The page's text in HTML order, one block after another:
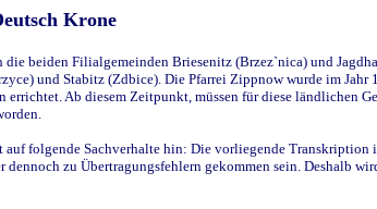
Krone
beiden Filialgemeinden Briesenitz (Brzez`nica) und
und Stabitz (Zdbice). Die Pfarrei Zippnow wurde im
Ab diesem Zeitpunkt, müssen für diese ländlichen
auf folgende Sachverhalte hin: Die vorliegende
zu Übertragungsfehlern gekommen sein. Deshalb